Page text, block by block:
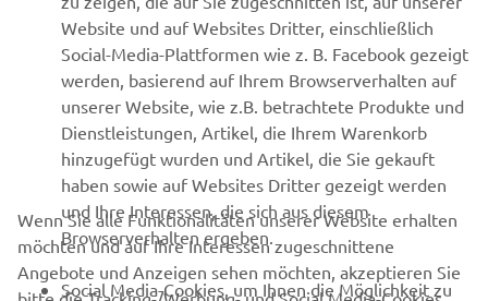
RACING NEWS
GYTR®
BEKLEIDUNG
Website und auf Websites Dritter, einschließlich
Social-Media-Plattformen wie z. B. Facebook gezeigt
werden, basierend auf Ihrem Browserverhalten auf
unserer Website, wie z.B. betrachtete Produkte und
Dienstleistungen, Artikel, die Ihrem Warenkorb
hinzugefügt wurden und Artikel, die Sie gekauft
haben sowie auf Websites Dritter gezeigt werden
und Ihre Interessen, die sich aus diesem
Browserverhalten ergeben.
Social Media-Cookies, um Ihnen die Möglichkeit zu
Wenn Sie alle Funktionalitäten unserer Website erhalten
möchten und auf Ihre Interessen zugeschnittene
Angebote und Anzeigen sehen möchten, akzeptieren Sie
bitte die Tracking-/Werbung- und Social Media-Cookies,